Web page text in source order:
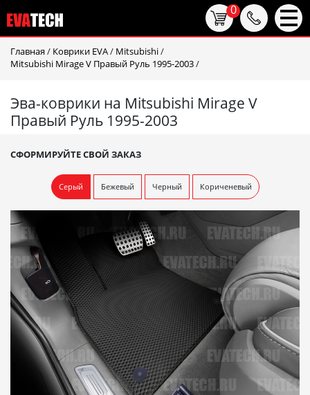
Главная / Коврики EVA/ Mitsubishi/
Mitsubishi Mirage V Правый Руль 1995-2003/
Эва-коврики на Mitsubishi Mirage V
Правый Руль 1995-2003
СФОРМИРУЙТЕ СВОЙ ЗАКАЗ
Серый Бежевый Черный Кориченевый
0